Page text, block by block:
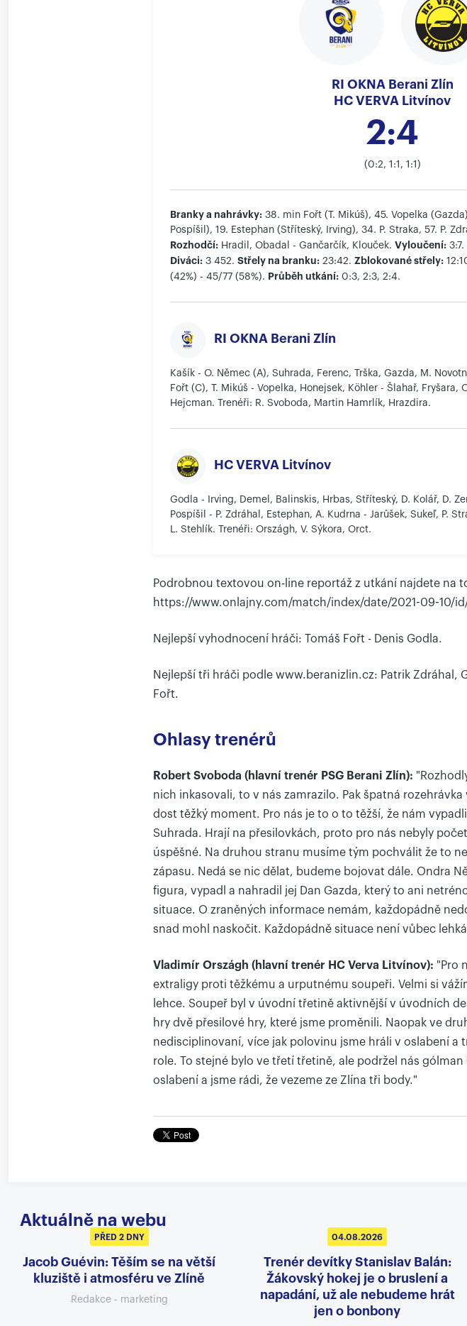
RI OKNA Berani Zlín
HC VERVA Litvínov
2:4
(0:2, 1:1, 1:1)
Branky a nahrávky:38. min Fořt (T. Mikúš), 45. Vopelka (Gazda)
Pospíšil), 19. Estephan (Stříteský, Irving), 34. P. Straka, 57. P.
Rozhodčí:Hradil, Obadal - Gančarčík, Klouček. Vyloučení:3:7.
Diváci:3 452. Střely na branku:23:42. Zblokované střely:
(42%) - 45/77 (58%). Průběh utkání:0:3, 2:3, 2:4.
RI OKNA Berani Zlín
Kašík - O. Němec (A), Suhrada, Ferenc, Trška, Gazda, M.
Fořt (C), T. Mikúš - Vopelka, Honejsek, Köhler - Šlahař, Fryšara,
Hejcman. Trenéři: R. Svoboda, Martin Hamrlík, Hrazdira.
HC VERVA Litvínov
Godla - Irving, Demel, Balinskis, Hrbas, Stříteský, D. Kolář, D.
Pospíšil - P. Zdráhal, Estephan, A. Kudrna - Jarůšek, Sukeľ, P.
L. Stehlík. Trenéři: Országh, V. Sýkora, Orct.
Podrobnou textovou on-line reportáž z utkání najdete na
https://www.onlajny.com/match/index/date/2021-09-10/
Nejlepší vyhodnocení hráči: Tomáš Fořt - Denis Godla.
Nejlepší tři hráči podle www.beranizlin.cz: Patrik Zdráhal,
Fořt.
Ohlasy trenérů
Robert Svoboda (hlavní trenér PSG Berani Zlín):
nich inkasovali, to v nás zamrazilo. Pak špatná
dost těžký moment. Pro nás je to o to těžší, že nám
Suhrada. Hrají na přesilovkách, proto pro nás nebyly
úspěšné. Na druhou stranu musíme tým pochválit že to
zápasu. Nedá se nic dělat, budeme bojovat dále. Ondra
figura, vypadl a nahradil jej Dan Gazda, který to ani
situace. O zraněných informace nemám, každopádně
snad mohl naskočit. Každopádně situace není vůbec
Vladimír Országh (hlavní trenér HC Verva Litvínov): "Pro
extraligy proti těžkému a urputnému soupeři. Velmi si
lehce. Soupeř byl v úvodní třetině aktivnější v úvodních
hry dvě přesilové hry, které jsme proměnili. Naopak ve
nedisciplinovaní, více jak polovinu jsme hráli v oslabení a
role. To stejné bylo ve třetí třetině, ale podržel nás
oslabení a jsme rádi, že vezeme ze Zlína tři body."
Aktuálně na webu
PŘED 2 DNY
Jacob Guévin: Těším se na větší
kluziště i atmosféru ve Zlíně
Redakce - marketing
04.08.2026
Trenér devítky Stanislav Balán:
Žákovský hokej je o bruslení a
napadání, už ale nebudeme hrát
jen o bonbony